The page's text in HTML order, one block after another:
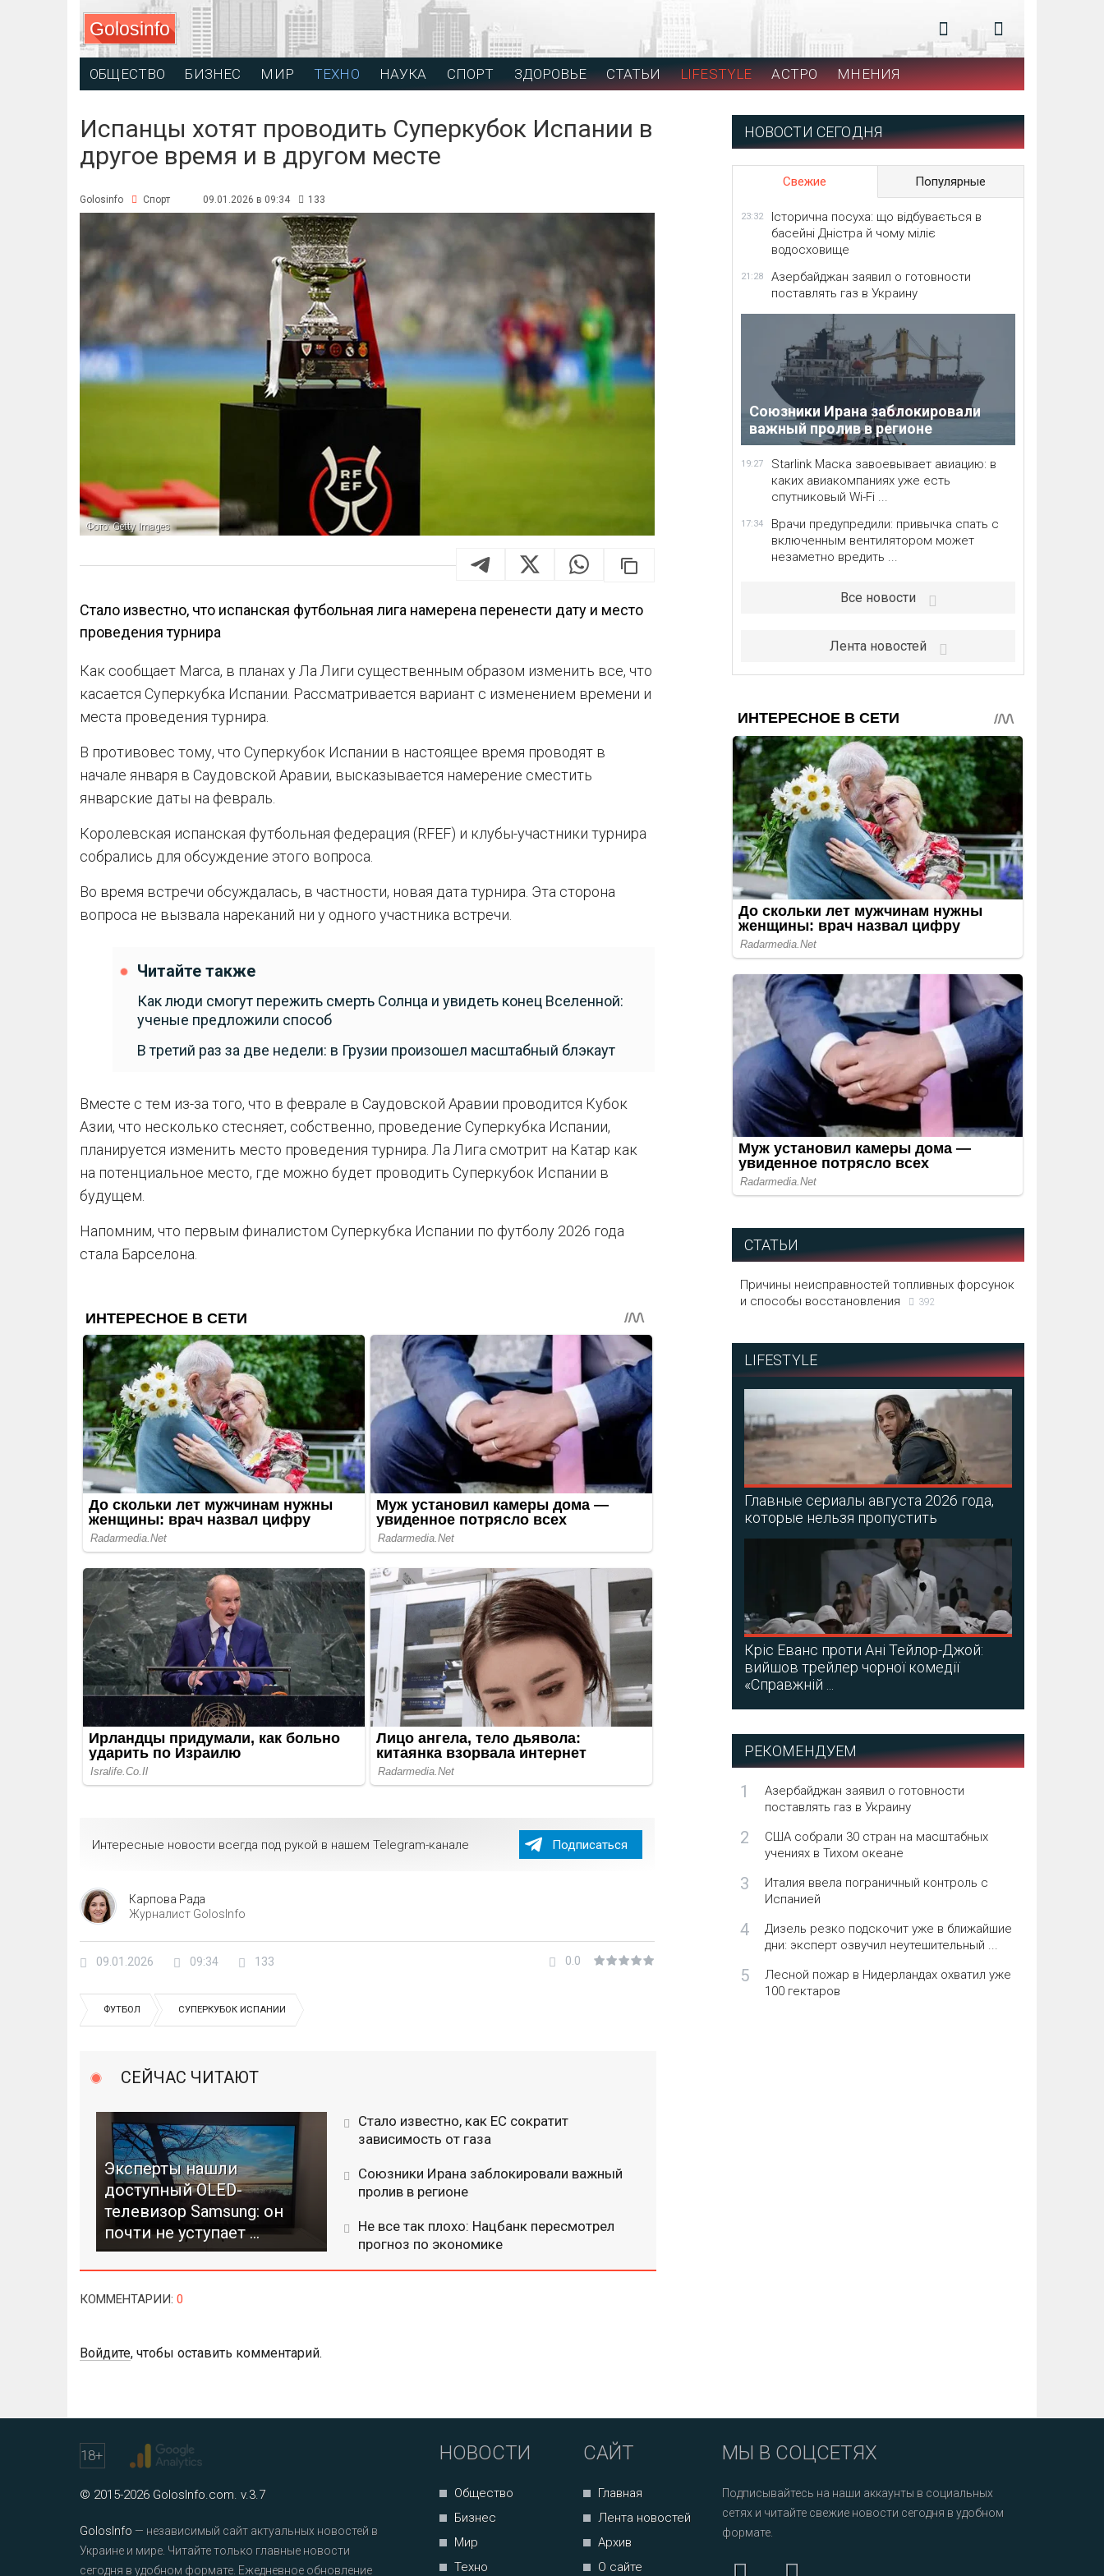
Golosinfo
ОБЩЕСТВО БИЗНЕС МИР ТЕХНО НАУКА СПОРТ ЗДОРОВЬЕ СТАТЬИ LIFESTYLE АСТРО МНЕНИЯ
Испанцы хотят проводить Суперкубок Испании в
другое время и в другом месте
Golosinfo Спорт 09.01.2026 в 09:34 133
Фото: Getty Images
Стало известно, что испанская футбольная лига намерена перенести дату и место
проведения турнира
Как сообщает Marca, в планах у Ла Лиги существенным образом изменить все, что
касается Суперкубка Испании. Рассматривается вариант с изменением времени и
места проведения турнира.
В противовес тому, что Суперкубок Испании в настоящее время проводят в
начале января в Саудовской Аравии, высказывается намерение сместить
январские даты на февраль.
Королевская испанская футбольная федерация (RFEF) и клубы-участники турнира
собрались для обсуждение этого вопроса.
Во время встречи обсуждалась, в частности, новая дата турнира. Эта сторона
вопроса не вызвала нареканий ни у одного участника встречи.
Читайте также
Как люди смогут пережить смерть Солнца и увидеть конец Вселенной:
ученые предложили способ
В третий раз за две недели: в Грузии произошел масштабный блэкаут
Вместе с тем из-за того, что в феврале в Саудовской Аравии проводится Кубок
Азии, что несколько стесняет, собственно, проведение Суперкубка Испании,
планируется изменить место проведения турнира. Ла Лига смотрит на Катар как
на потенциальное место, где можно будет проводить Суперкубок Испании в
будущем.
Напомним, что первым финалистом Суперкубка Испании по футболу 2026 года
стала Барселона.
Интересные новости всегда под рукой в нашем Telegram-канале Подписаться
Карпова Рада
Журналист GolosInfo
09.01.2026 09:34 133 0.0
ФУТБОЛ СУПЕРКУБОК ИСПАНИИ
СЕЙЧАС ЧИТАЮТ
Эксперты нашли
доступный OLED-
телевизор Samsung: он
почти не уступает ...
Стало известно, как ЕС сократит
зависимость от газа
Союзники Ирана заблокировали важный
пролив в регионе
Не все так плохо: Нацбанк пересмотрел
прогноз по экономике
КОММЕНТАРИИ: 0
Войдите, чтобы оставить комментарий.
НОВОСТИ СЕГОДНЯ
Свежие Популярные
23:32
Історична посуха: що відбувається в
басейні Дністра й чому міліє
водосховище
21:28
Азербайджан заявил о готовности
поставлять газ в Украину
Союзники Ирана заблокировали
важный пролив в регионе
19:27
Starlink Маска завоевывает авиацию: в
каких авиакомпаниях уже есть
спутниковый Wi-Fi ...
17:34
Врачи предупредили: привычка спать с
включенным вентилятором может
незаметно вредить ...
Все новости
Лента новостей
СТАТЬИ
Причины неисправностей топливных форсунок
и способы восстановления
392
LIFESTYLE
Главные сериалы августа 2026 года,
которые нельзя пропустить
Кріс Еванс проти Ані Тейлор-Джой:
вийшов трейлер чорної комедії
«Справжній ...
РЕКОМЕНДУЕМ
1
Азербайджан заявил о готовности
поставлять газ в Украину
2
США собрали 30 стран на масштабных
учениях в Тихом океане
3
Италия ввела пограничный контроль с
Испанией
4
Дизель резко подскочит уже в ближайшие
дни: эксперт озвучил неутешительный ...
5
Лесной пожар в Нидерландах охватил уже
100 гектаров
18+
© 2015-2026 GolosInfo.com. v.3.7
GolosInfo — независимый сайт актуальных новостей в
Украине и мире. Читайте только главные новости
сегодня в удобном формате. Ежедневное обновление
НОВОСТИ
Общество
Бизнес
Мир
Техно
САЙТ
Главная
Лента новостей
Архив
О сайте
МЫ В СОЦСЕТЯХ
Подписывайтесь на наши аккаунты в социальных
сетях и читайте свежие новости сегодня в удобном
формате.